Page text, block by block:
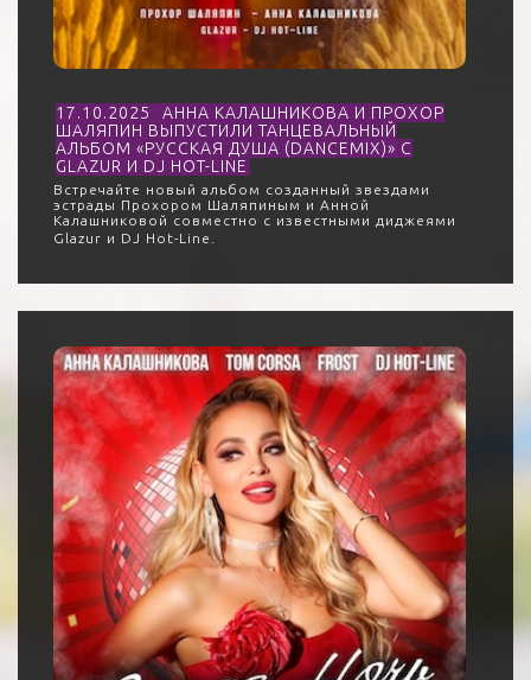
17.10.2025
АННА КАЛАШНИКОВА И ПРОХОР
ШАЛЯПИН ВЫПУСТИЛИ ТАНЦЕВАЛЬНЫЙ
АЛЬБОМ «РУССКАЯ ДУША (DANCEMIX)» С
GLAZUR И DJ HOT-LINE
Встречайте новый альбом созданный звездами
эстрады Прохором Шаляпиным и Анной
Калашниковой совместно с известными диджеями
Glazur и DJ Hot-Line.